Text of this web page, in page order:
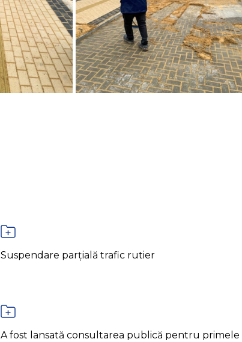
Suspendare parțială trafic rutier
A fost lansată consultarea publică pentru primele